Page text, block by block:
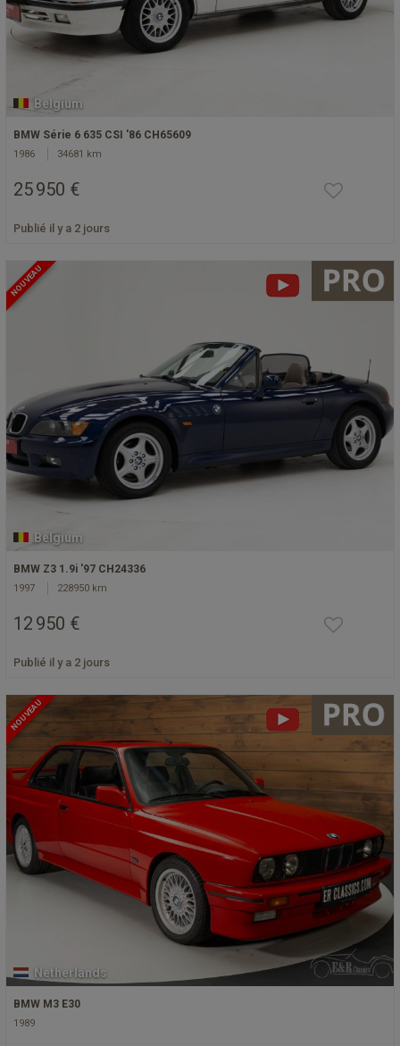
Belgium
BMW Série 6 635 CSI '86 CH65609
1986 34681 km
25 950 €
Publié il y a 2 jours
NOUVEAU
Belgium
BMW Z3 1.9i '97 CH24336
1997 228950 km
12 950 €
Publié il y a 2 jours
NOUVEAU
Netherlands
BMW M3 E30
1989